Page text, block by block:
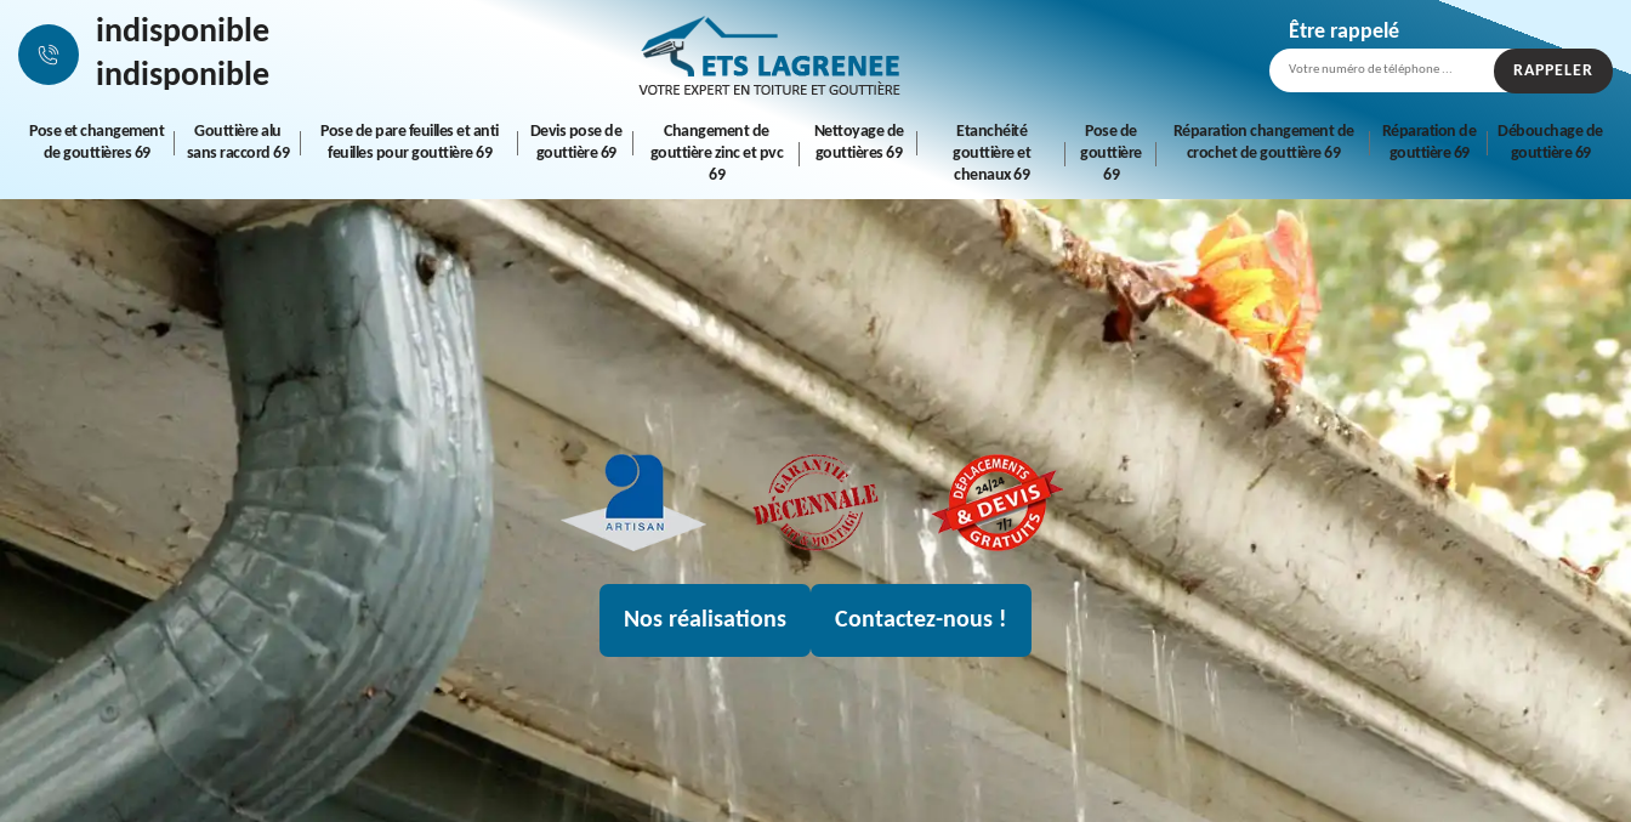
indisponible
indisponible
Être rappelé
Pose et changement
de gouttières 69
Gouttière alu
sans raccord 69
Pose de pare feuilles et anti
feuilles pour gouttière 69
Devis pose de
gouttière 69
Changement de
gouttière zinc et pvc
69
Nettoyage de
gouttières 69
Etanchéité
gouttière et
chenaux 69
Pose de
gouttière
69
Réparation changement de
crochet de gouttière 69
Réparation de
gouttière 69
Débouchage de
gouttière 69
Nos réalisations Contactez-nous !